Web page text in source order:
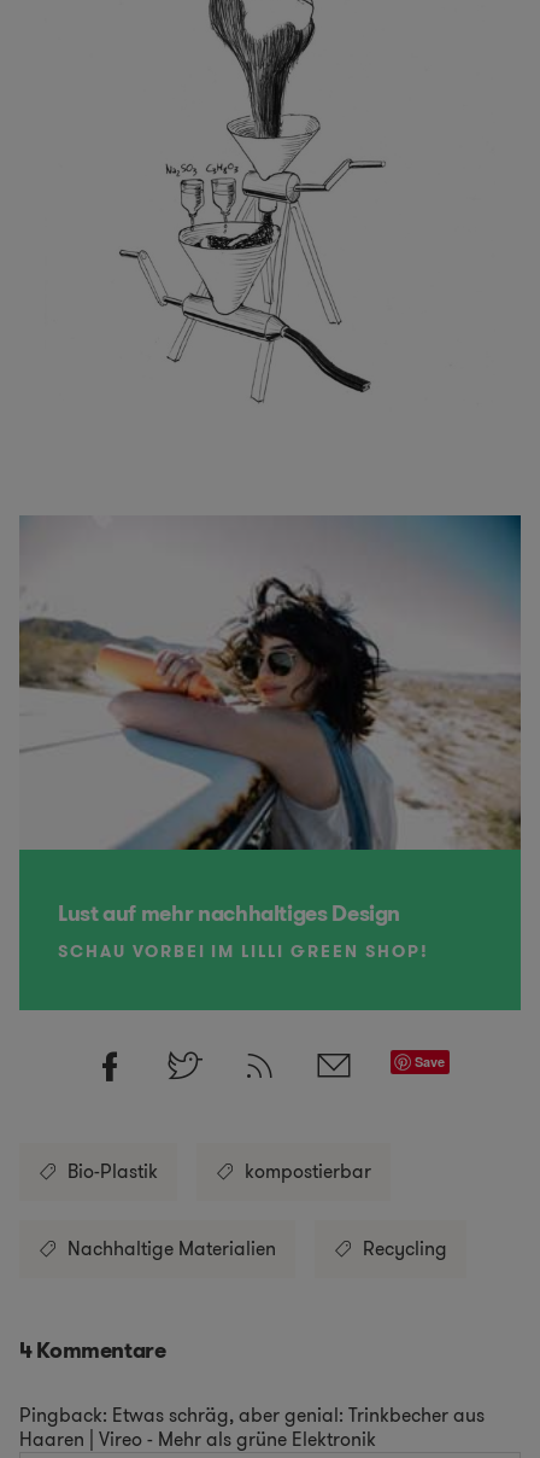
Lust auf mehr nachhaltiges Design
SCHAU VORBEI IM LILLI GREEN SHOP!
Save
Bio-Plastik kompostierbar
Nachhaltige Materialien Recycling
4 Kommentare
Pingback: Etwas schräg, aber genial: Trinkbecher aus
Haaren | Vireo - Mehr als grüne Elektronik